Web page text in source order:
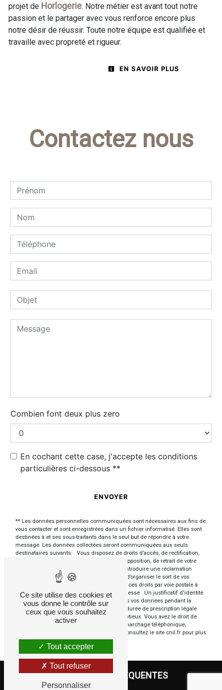
projet de Horlogerie. Notre métier est avant tout notre
passion et le partager avec vous renforce encore plus
notre désir de réussir. Toute notre équipe est qualifiée et
travaille avec propreté et rigueur.
EN SAVOIR PLUS
Contactez nous
Combien font deux plus zero
En cochant cette case, j'accepte les conditions
particulières ci-dessous **
ENVOYER
** Les données personnelles communiquées sont nécessaires aux fins de
vous contacter et sont enregistrées dans un fichier informatisé. Elles sont
destinées à et ses sous-traitants dans le seul but de répondre à votre
message. Les données collectées seront communiquées aux seuls
destinataires suivants: . Vous disposez de droits d’accès, de rectification,
d’effacement, de portabilité, de limitation, d’opposition, de retrait de votre
consentement à tout moment et du droit d’introduire une réclamation
auprès d’une autorité de contrôle, ainsi que d’organiser le sort de vos
données post-mortem. Vous pouvez exercer ces droits par voie postale à
l'adresse ou par courrier électronique à l'adresse . Un justificatif d'identité
pourra vous être demandé. Nous conservons vos données pendant la
période de prise de contact puis pendant la durée de prescription légale
aux fins probatoires et de gestion des contentieux. Vous avez le droit de
vous inscrire sur la liste d'opposition au démarchage téléphonique,
. Consultez le site cnil.fr pour plus
d’informations sur vos droits.
RECHERCHES FRÉQUENTES
Ce site utilise des cookies et
vous donne le contrôle sur
ceux que vous souhaitez
activer
Tout accepter
Tout refuser
Personnaliser